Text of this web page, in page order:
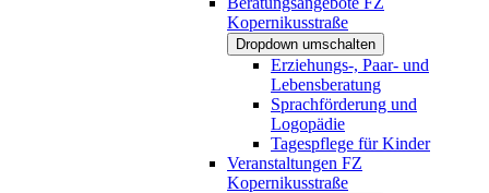
Kopernikusstraße
Dropdown umschalten
Erziehungs-, Paar- und
Lebensberatung
Sprachförderung und
Logopädie
Tagespflege für Kinder
Veranstaltungen FZ
Kopernikusstraße